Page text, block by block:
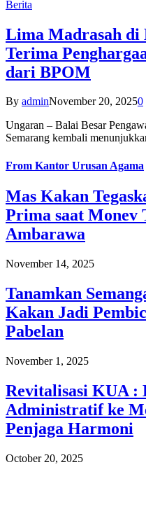
Berita
Lima Madrasah di
Terima
dari BPOM
By adminNovember 20, 20250
Ungaran – Balai Besar
Semarang kembali
From Kantor Urusan Agama
Mas Kakan
Prima saat Monev
Ambarawa
November 14, 2025
Tanamkan
Kakan Jadi
Pabelan
November 1, 2025
Revitalisasi KUA :
Administratif ke
Penjaga Harmoni
October 20, 2025